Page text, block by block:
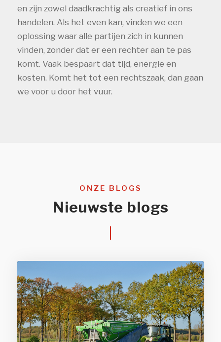
en zijn zowel daadkrachtig als creatief in ons
handelen. Als het even kan, vinden we een
oplossing waar alle partijen zich in kunnen
vinden, zonder dat er een rechter aan te pas
komt. Vaak bespaart dat tijd, energie en
kosten. Komt het tot een rechtszaak, dan gaan
we voor u door het vuur.
ONZE BLOGS
Nieuwste blogs